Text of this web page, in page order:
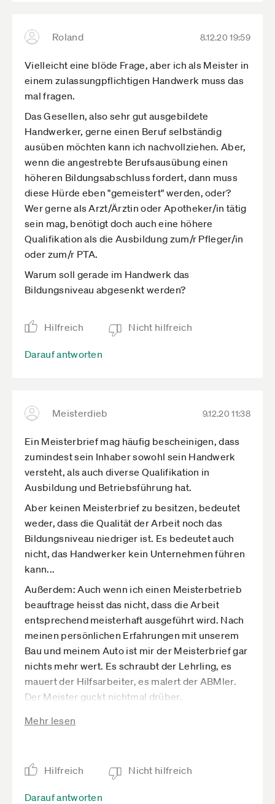
Roland 8.12.20 19:59
Vielleicht eine blöde Frage, aber ich als Meister in
einem zulassungpflichtigen Handwerk muss das
mal fragen.
Das Gesellen, also sehr gut ausgebildete
Handwerker, gerne einen Beruf selbständig
ausüben möchten kann ich nachvollziehen. Aber,
wenn die angestrebte Berufsausübung einen
höheren Bildungsabschluss fordert, dann muss
diese Hürde eben "gemeistert" werden, oder?
Wer gerne als Arzt/Ärztin oder Apotheker/in tätig
sein mag, benötigt doch auch eine höhere
Qualifikation als die Ausbildung zum/r Pfleger/in
oder zum/r PTA.
Warum soll gerade im Handwerk das
Bildungsniveau abgesenkt werden?
Hilfreich Nicht hilfreich
Darauf antworten
Meisterdieb 9.12.20 11:38
Ein Meisterbrief mag häufig bescheinigen, dass
zumindest sein Inhaber sowohl sein Handwerk
versteht, als auch diverse Qualifikation in
Ausbildung und Betriebsführung hat.
Aber keinen Meisterbrief zu besitzen, bedeutet
weder, dass die Qualität der Arbeit noch das
Bildungsniveau niedriger ist. Es bedeutet auch
nicht, das Handwerker kein Unternehmen führen
kann...
Außerdem: Auch wenn ich einen Meisterbetrieb
beauftrage heisst das nicht, dass die Arbeit
entsprechend meisterhaft ausgeführt wird. Nach
meinen persönlichen Erfahrungen mit unserem
Bau und meinem Auto ist mir der Meisterbrief gar
nichts mehr wert. Es schraubt der Lehrling, es
mauert der Hilfsarbeiter, es malert der ABMler.
Der Meister guckt nichtmal drüber.
Die Abschaffung der Meisterpflicht hat zu einem
dazu, dass viele gescheitert sind.
Aber das ist kein Grund, die Meisterpflicht wieder
einzuführen.
Mehr lesen
Hilfreich Nicht hilfreich
Darauf antworten